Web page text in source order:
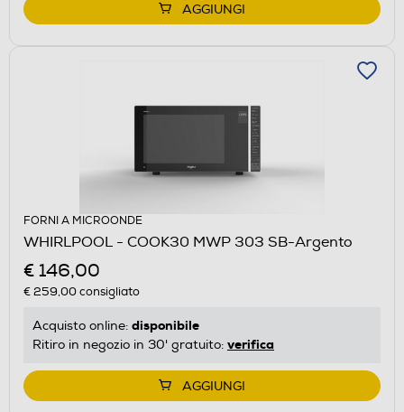
AGGIUNGI
FORNI A MICROONDE
WHIRLPOOL - COOK30 MWP 303 SB-Argento
€ 146,00
€ 259,00consigliato
Acquisto online: disponibile
Ritiro in negozio in 30' gratuito: verifica
AGGIUNGI